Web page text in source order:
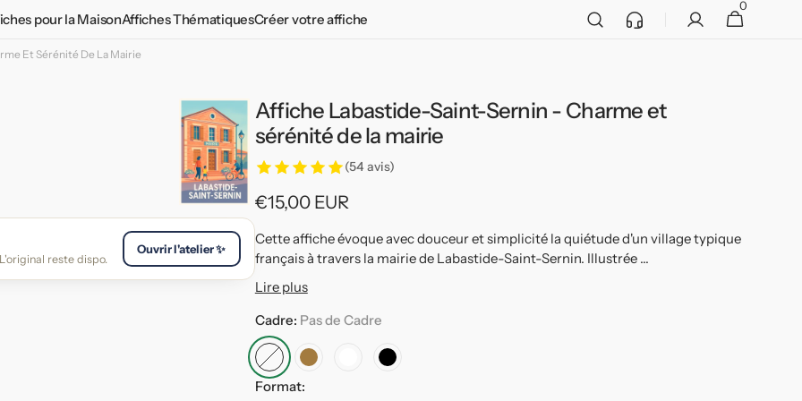
pour la Maison
Chambre Adulte
Affiches Thématiques
Affiches vintage du monde
Affiches propagande
Le tour 2026 en affiches
Créer votre affiche
Service
client
Panier
0
0 article
Et Sérénité De La Mairie
Ouvrir
2
des
supports
galerie
reste dispo.
Ouvrir l'atelier ✨
Affiche Labastide-Saint-Sernin - Charme et
sérénité de la mairie
(54 avis)
Prix
habituel
€15,00 EUR
Cette affiche évoque avec douceur et simplicité la quiétude d'un village typique
français à travers la mairie de Labastide-Saint-Sernin. Illustrée ...
Lire plus
Cadre: Pas de Cadre
Pas
de
CadreCadreCadre
Format: